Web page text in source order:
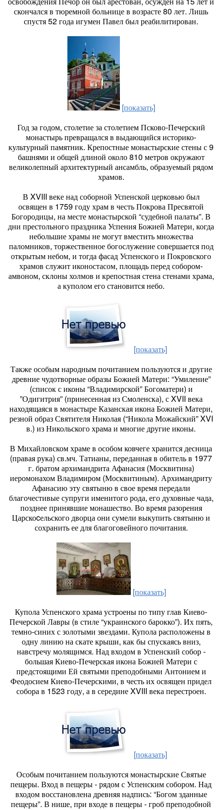
скончался в тюремной больнице в возрасте 80 лет. Лишь
спустя 52 года игумен Павел был реабилитирован.
[показать]
Год за годом, столетие за столетием Псково-Печерский
монастырь превращался в выдающийся историко-
культурный памятник. Крепостные монастырские стены с 9
башнями и общей длиной около 810 метров окружают
великолепный архитектурный ансамбль, образуемый рядом
храмов.
В XVIII веке над соборной Успенской церковью был
освящен в 1759 году храм в честь Покрова Пресвятой
Богородицы, на месте монастырской “судебной палаты”. В
дни престольного праздника Успения Божией Матери, когда
небольшие храмы не могут вместить множества
паломников, торжественное богослужение совершается под
открытым небом, и тогда фасад Успенского и Покровского
храмов служит иконостасом, площадь перед собором-
амвоном, склоны холмов и крепостная стена стенами храма,
а куполом его становится небо.
[показать]
Также особым народным почитанием пользуются и другие
древние чудотворные образы Божией Матери: “Умиление”
(список с иконы “Владимирской” Богоматери) и
”Одигитрия” (принесенная из Смоленска), с XVII века
находящаяся в монастыре Казанская икона Божией Матери,
резной образ Святителя Николая (“Никола Можайский” XVI
в.) из Никольского храма и многие другие иконы.
В Михайловском храме в особом ковчеге хранится десница
(правая рука) св.мч. Татианы, переданная в обитель в 1977
г. братом архимандрита Афанасия (Москвитина)
иеромонахом Владимиром (Москвитиным). Архимандриту
Афанасию эту святыню в свое время передали
благочестивые супруги именитого рода, его духовные чада,
позднее принявшие монашество. Во время разорения
Царскоcельского дворца они сумели выкупить святыню и
сохранить ее для благоговейного почитания.
[показать]
Купола Успенского храма устроены по типу глав Киево-
Печерской Лавры (в стиле “украинского барокко”). Их пять,
темно-синих с золотыми звездами. Купола расположены в
одну линию на скате крыши, как бы спускаясь вниз,
навстречу молящимся. Над входом в Успенский собор -
большая Киево-Печерская икона Божией Матери с
предстоящими Ей святыми преподобными Антонием и
Феодосием Киево-Печерскими, в честь их освящен придел
собора в 1523 году, а в середине XVIII века перестроен.
[показать]
Особым почитанием пользуются монастырские Святые
пещеры. Вход в пещеры - рядом с Успенским собором. Над
входом восстановлена древняя надпись: “Богом зданные
пещеры”. В нише, при входе в пещеры - гроб преподобной